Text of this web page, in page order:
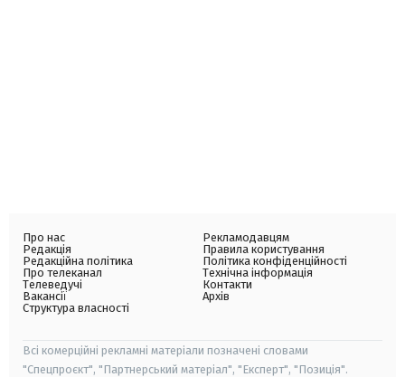
Про нас
Редакція
Редакційна політика
Про телеканал
Телеведучі
Вакансії
Структура власності
Рекламодавцям
Правила користування
Політика конфіденційності
Технічна інформація
Контакти
Архів
Всі комерційні рекламні матеріали позначені словами
"Спецпроєкт", "Партнерський матеріал", "Експерт", "Позиція".